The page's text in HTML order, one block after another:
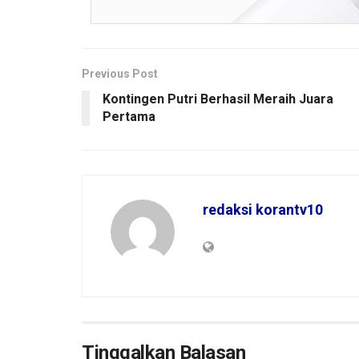
Previous Post
Kontingen Putri Berhasil Meraih Juara
Pertama
redaksi korantv10
Tinggalkan Balasan